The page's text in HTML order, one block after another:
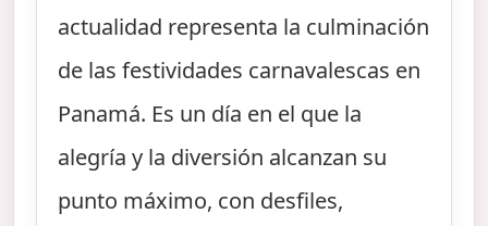
actualidad representa la culminación
de las festividades carnavalescas en
Panamá. Es un día en el que la
alegría y la diversión alcanzan su
punto máximo, con desfiles,